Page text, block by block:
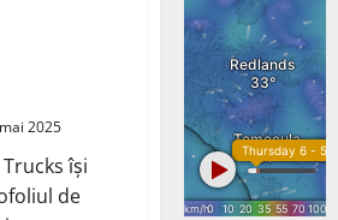
2025
își
de